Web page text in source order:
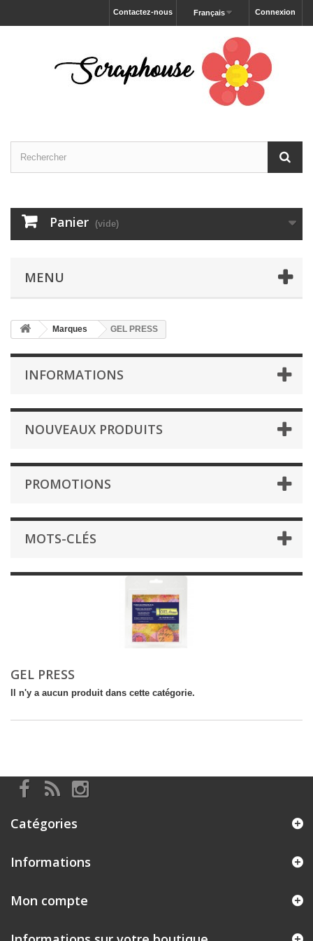
Connexion
Français
Contactez-nous
Panier (vide)
MENU
Marques GEL PRESS
INFORMATIONS
NOUVEAUX PRODUITS
PROMOTIONS
MOTS-CLÉS
GEL PRESS
Il n'y a aucun produit dans cette catégorie.
Catégories
Informations
Mon compte